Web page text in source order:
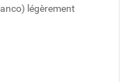
légèrement